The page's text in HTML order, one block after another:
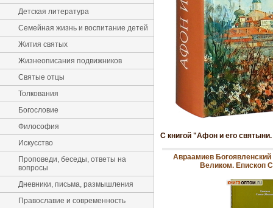
Детская литература
Семейная жизнь и воспитание детей
Жития святых
Жизнеописания подвижников
Святые отцы
Толкования
Богословие
Философия
Искусство
Проповеди, беседы, ответы на
вопросы
Дневники, письма, размышления
Православие и современность
С книгой "Афон и его
Авраамиев
Великом. Епископ